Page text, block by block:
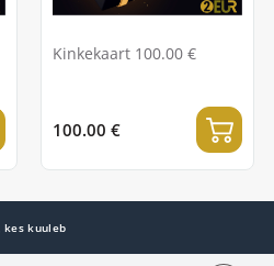
Kinkekaart 100.00 €
100.00 €
kes kuuleb